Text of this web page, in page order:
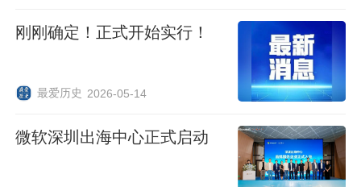
产品价值与国际黄金市场价格直接挂钩，以
数字化形式实现传统黄金资产的链上落地。
作为香港持牌金融机构在数字化资产领域的
品与服务体系，在拓展RWA相关布局的同
时，也为传统实体资产与区块链技术的融合
刚刚确定！正式开始实行！
最爱历史 2026-05-14
微软深圳出海中心正式启动